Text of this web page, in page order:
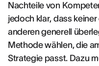
Nachteile von
jedoch klar, dass
anderen generell
Methode wählen, die
Strategie passt. Dazu